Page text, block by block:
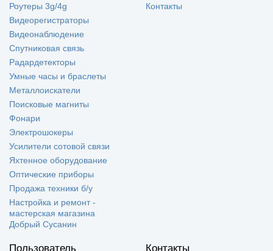
Роутеры 3g/4g
Видеорегистраторы
Видеонаблюдение
Спутниковая связь
Радардетекторы
Умные часы и браслеты
Металлоискатели
Поисковые магниты
Фонари
Электрошокеры
Усилители сотовой связи
Яхтенное оборудование
Оптические приборы
Продажа техники б/у
Настройка и ремонт -
мастерская магазина
Добрый Сусанин
Контакты
Пользователь Контакты